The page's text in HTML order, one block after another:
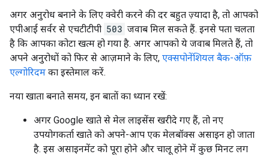
अगर अनुरोध बनाने के लिए क्वेरी करने की दर बहुत ज़्यादा है, तो आपको
एपीआई सर्वर से एचटीटीपी 503 जवाब मिल सकते हैं. इनसे पता चलता
है कि आपका कोटा खत्म हो गया है. अगर आपको ये जवाब मिलते हैं, तो
अपने अनुरोधों को फिर से आज़माने के लिए, एक्सपोनेंशियल बैक-ऑफ़
एल्गोरिदम का इस्तेमाल करें.
नया खाता बनाते समय, इन बातों का ध्यान रखें:
अगर Google खाते से मेल लाइसेंस खरीदे गए हैं, तो नए
उपयोगकर्ता खाते को अपने-आप एक मेलबॉक्स असाइन हो जाता
है. इस असाइनमेंट को पूरा होने और चालू होने में कुछ मिनट लग